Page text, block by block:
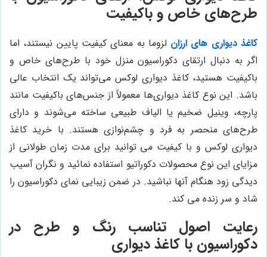
طرح‌های خاص و باکیفیت
کاغذ دیواری های ارزان لزوما به معنای کیفیت پایین نیستند، اما
اگر به دنبال ارتقای دکوراسیون منزل خود با طرح‌های خاص و
باکیفیت هستید، کاغذ دیواری لوکس می‌تواند یک انتخاب عالی
باشد. این نوع کاغذ دیواری‌ها معمولاً از جنس‌های باکیفیت مانند
پارچه، وینیل ضخیم یا الیاف طبیعی ساخته می‌شوند و دارای
طرح‌های منحصر به فرد و چشم‌نوازی هستند. با خرید کاغذ
دیواری لوکس و با کیفیت می توانید برای مدت زمان طولانی از
مزایای این نوع محصولات دکوراتیو استفاده نمائید و نگران آسیب
دیدگی زود هنگام آنها نباشید. در ضمن زیبایی نمای دکوراسیون را
شاد و سر زنده می کند.
رعایت اصول تناسب رنگ و طرح در
دکوراسیون با کاغذ دیواری